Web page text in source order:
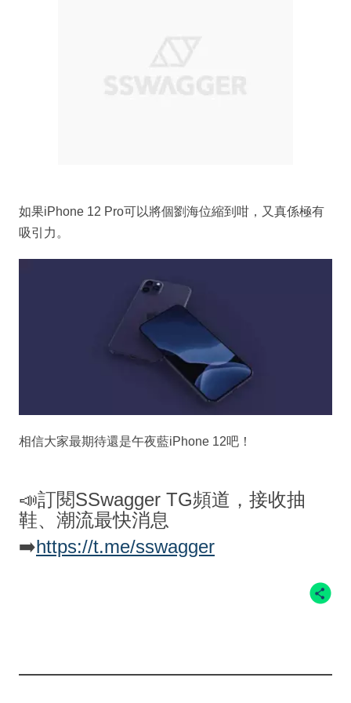
如果iPhone 12 Pro可以將個劉海位縮到咁，又真係極有
吸引力。
相信大家最期待還是午夜藍iPhone 12吧！
📣訂閱SSwagger TG頻道，接收抽
鞋、潮流最快消息
➡️https://t.me/sswagger